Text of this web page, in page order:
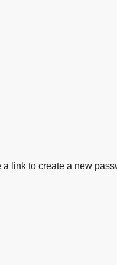
link to create a new